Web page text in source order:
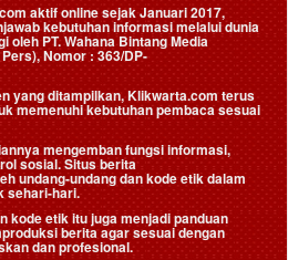
aktif online sejak Januari 2017,
kebutuhan informasi melalui dunia
oleh PT. Wahana Bintang Media
, Nomor : 363/DP-
yang ditampilkan, Klikwarta.com terus
memenuhi kebutuhan pembaca sesuai
mengemban fungsi informasi,
sosial. Situs berita
undang-undang dan kode etik dalam
sehari-hari.
kode etik itu juga menjadi panduan
berita agar sesuai dengan
dan profesional.